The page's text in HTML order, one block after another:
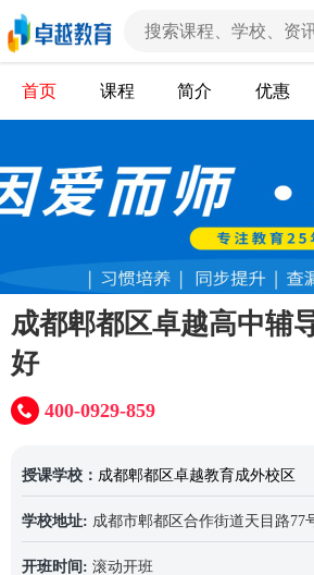
首页 课程 简介 优惠
成都郫都区卓越高中辅
好
400-0929-859
授课学校： 成都郫都区卓越教育成外校区
学校地址: 成都市郫都区合作街道天目路77号
开班时间: 滚动开班